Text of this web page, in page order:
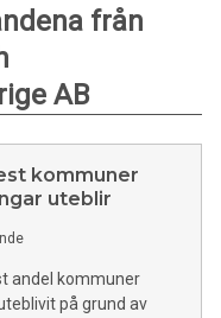
från
AB
kommuner
uteblir
andel kommuner
på grund av